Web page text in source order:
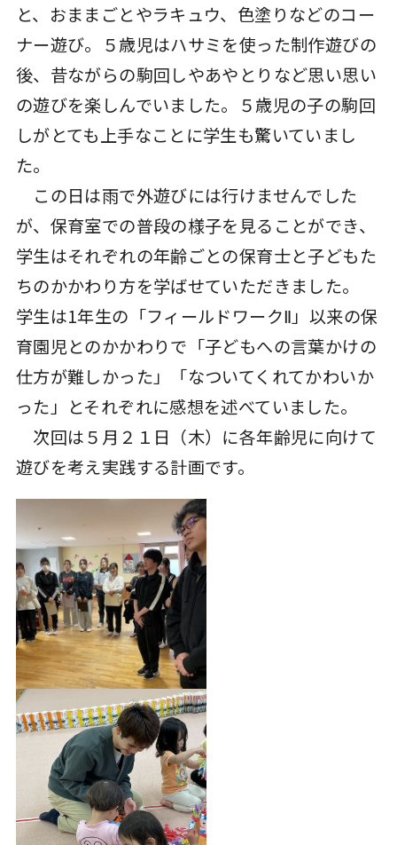
と、おままごとやラキュウ、色塗りなどのコー
ナー遊び。５歳児はハサミを使った制作遊びの
後、昔ながらの駒回しやあやとりなど思い思い
の遊びを楽しんでいました。５歳児の子の駒回
しがとても上手なことに学生も驚いていまし
た。
この日は雨で外遊びには行けませんでした
が、保育室での普段の様子を見ることができ、
学生はそれぞれの年齢ごとの保育士と子どもた
ちのかかわり方を学ばせていただきました。
学生は1年生の「フィールドワークⅡ」以来の保
育園児とのかかわりで「子どもへの言葉かけの
仕方が難しかった」「なついてくれてかわいか
った」とそれぞれに感想を述べていました。
次回は５月２１日（木）に各年齢児に向けて
遊びを考え実践する計画です。